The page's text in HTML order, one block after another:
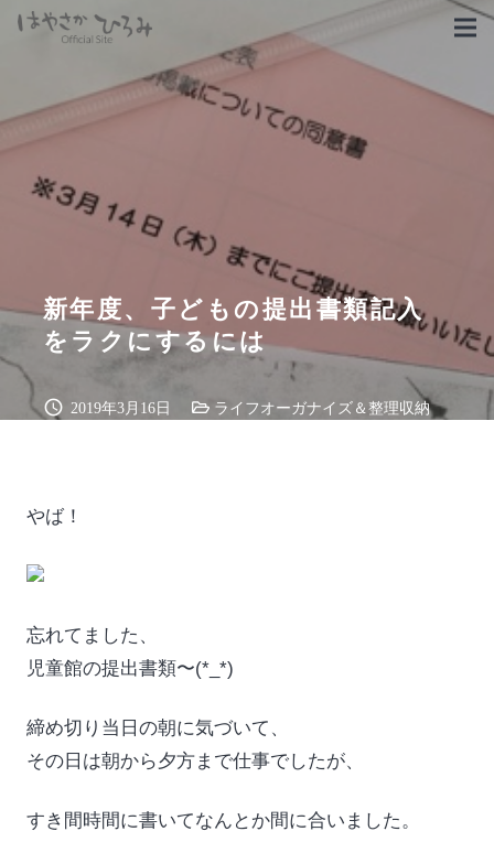
新年度、子どもの提出書類記入
をラクにするには
schedule 2019年3月16日 ライフオーガナイズ＆整理収納
やば！
忘れてました、
児童館の提出書類〜(*_*)
締め切り当日の朝に気づいて、
その日は朝から夕方まで仕事でしたが、
すき間時間に書いてなんとか間に合いました。